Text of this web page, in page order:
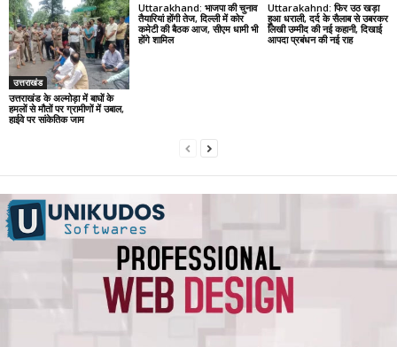
उत्तराखंड
उत्तराखंड के अल्मोड़ा में बाघों के
हमलों से मौतों पर ग्रामीणों में उबाल,
हाईवे पर सांकेतिक जाम
Uttarakhand: भाजपा की चुनाव
तैयारियां होंगी तेज, दिल्ली में कोर
कमेटी की बैठक आज, सीएम धामी भी
होंगे शामिल
Uttarakahnd: फिर उठ खड़ा
हुआ धराली, दर्द के सैलाब से उबरकर
लिखी उम्मीद की नई कहानी, दिखाई
आपदा प्रबंधन की नई राह